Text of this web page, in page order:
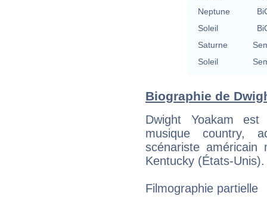
Neptune
Soleil
Saturne
Soleil
Biographie de
Dwight Yoakam
musique country,
scénariste
Kentucky (États-Unis).
Filmographie partielle